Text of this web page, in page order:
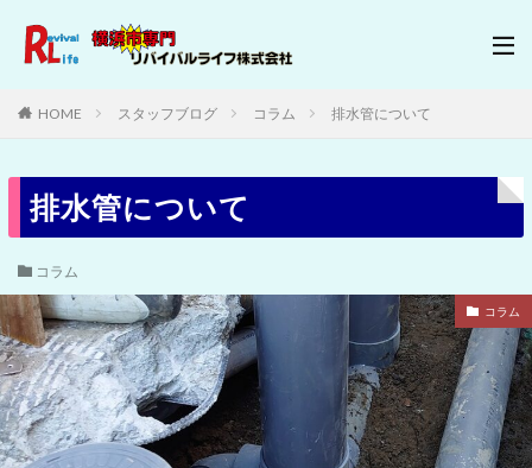
HOME スタッフブログ コラム 排水管について
排水管について
コラム
コラム